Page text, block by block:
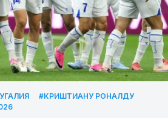
#КРИШТИАНУ РОНАЛДУ